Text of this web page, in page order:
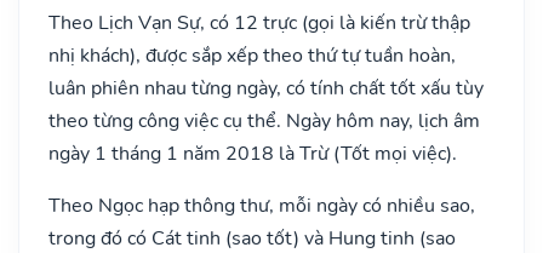
Theo Lịch Vạn Sự, có 12 trực (gọi là kiến trừ thập
nhị khách), được sắp xếp theo thứ tự tuần hoàn,
luân phiên nhau từng ngày, có tính chất tốt xấu tùy
theo từng công việc cụ thể. Ngày hôm nay, lịch âm
ngày 1 tháng 1 năm 2018 là Trừ (Tốt mọi việc).
Theo Ngọc hạp thông thư, mỗi ngày có nhiều sao,
trong đó có Cát tinh (sao tốt) và Hung tinh (sao